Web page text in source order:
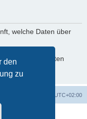
den
zu
welche Daten über
deiner Daten
UTC+02:00
phpBB Limited